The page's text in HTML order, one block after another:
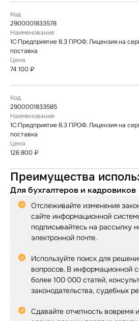
2900001833578
1С:Предприятие 8.3 ПРОФ. Лицензия на
поставка
74 100 ₽
2900001833585
1С:Предприятие 8.3 ПРОФ. Лицензия на
поставка
126 800 ₽
Преимущества
Для бухгалтеров и кадровиков
Отслеживайте изменения
сайте информационной
подписывайтесь на рассылку
электронной почте.
Используйте поиск для
вопросов. В информационной
более 100 000 статей,
законодательства, судебных
Сдавайте отчетность вовремя